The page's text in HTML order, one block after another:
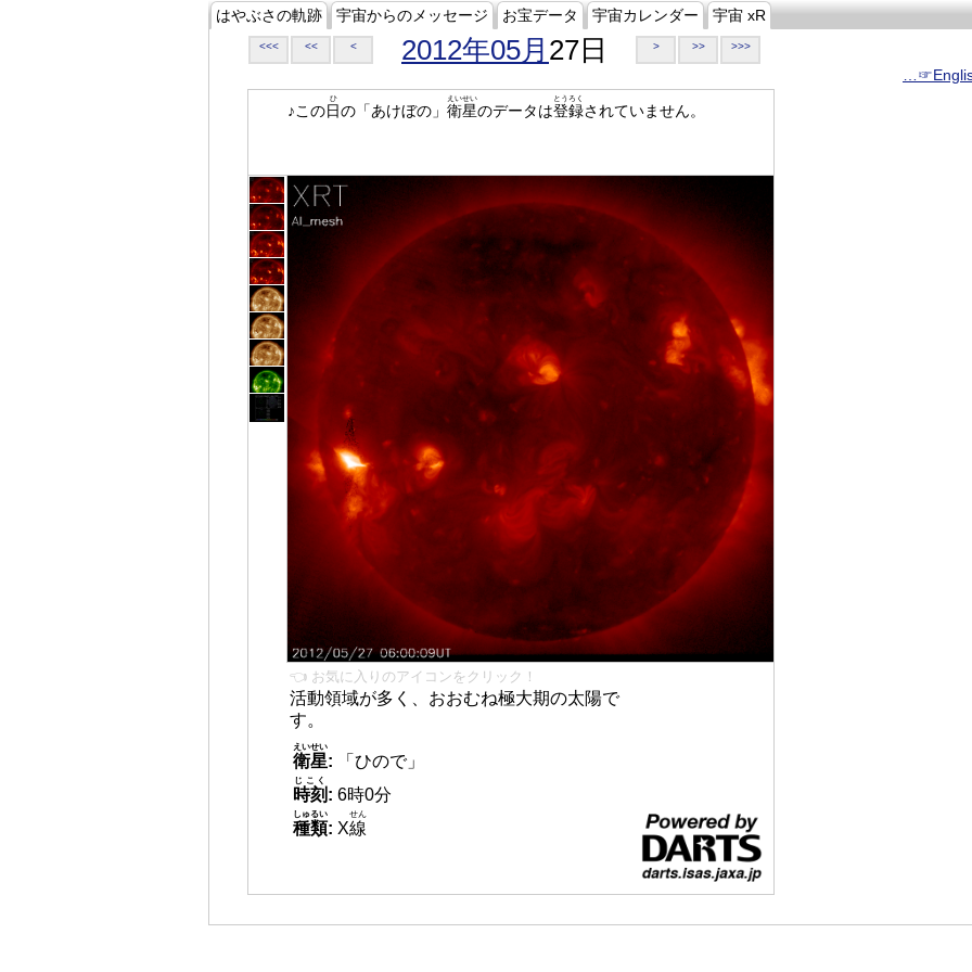
はやぶさの軌跡 宇宙からのメッセージ お宝データ 宇宙カレンダー 宇宙 xR
<<< << < 2012年05月 27日 > >> >>>
♪この日
ひ
の「あけぼの」 衛星
えいせい
のデータは登録
とうろく
されていません。
👈 お気に入りのアイコンをクリック！
活動領域が多く、おおむね極大期の太陽で
す。
衛星
えいせい
:
「ひので」
時刻
じこく
: 6時0分
種類
しゅるい
: X線
せん